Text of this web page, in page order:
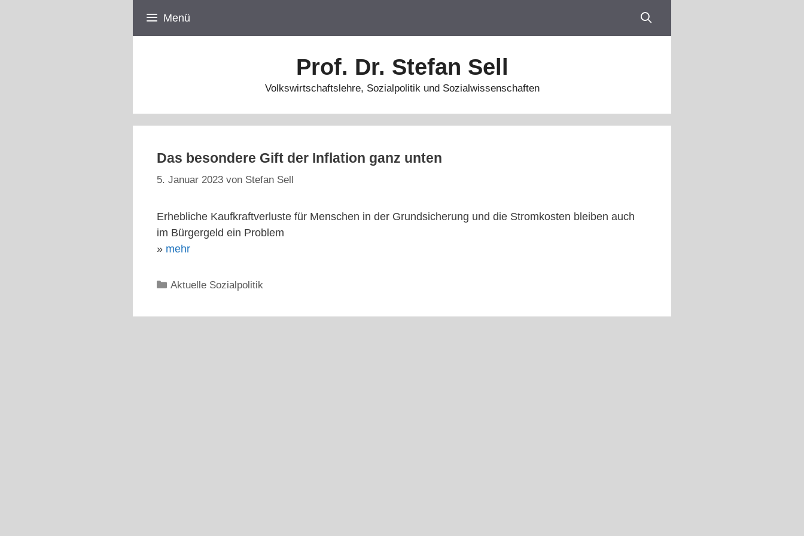
Menü
Prof. Dr. Stefan Sell
Volkswirtschaftslehre, Sozialpolitik und Sozialwissenschaften
Das besondere Gift der Inflation ganz unten
5. Januar 2023 von Stefan Sell
Erhebliche Kaufkraftverluste für Menschen in der Grundsicherung und die Stromkosten bleiben auch
im Bürgergeld ein Problem
» mehr
Kategorien
Aktuelle Sozialpolitik